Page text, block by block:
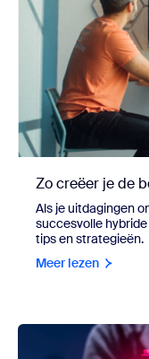
Zo creëer je de
Als je uitdagingen
succesvolle
tips en strategieën.
Meer lezen